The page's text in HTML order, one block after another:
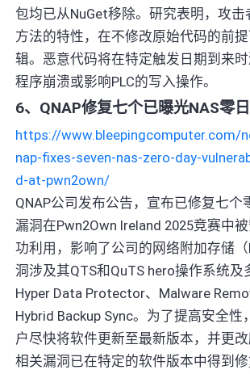
包均已从NuGet移除。研究表明，攻
方法的特性，在不修改原始代码的前
辑。恶意代码将在特定触发日期到来
程序崩溃或影响PLC的写入操作。
6、QNAP修复七个已曝光NAS零
https://www.bleepingcomputer.com/
nap-fixes-seven-nas-zero-day-
d-at-pwn2own/
QNAP公司发布公告，宣布已修复七个
漏洞在Pwn2Own Ireland 2025竞赛中
功利用，影响了公司的网络附加存储
洞涉及其QTS和QuTS hero操作系统及
Hyper Data Protector、Malware
Hybrid Backup Sync。为了提高安全性
户尽快将软件更新至最新版本，并更
相关漏洞已在特定的软件版本中得到